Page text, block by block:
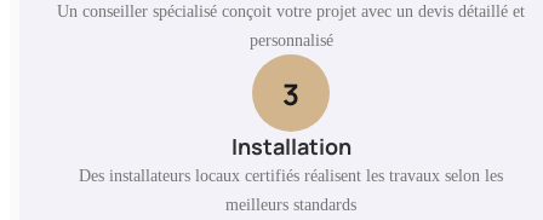
Un conseiller spécialisé conçoit votre projet avec un devis détaillé et
personnalisé
3
Installation
Des installateurs locaux certifiés réalisent les travaux selon les
meilleurs standards